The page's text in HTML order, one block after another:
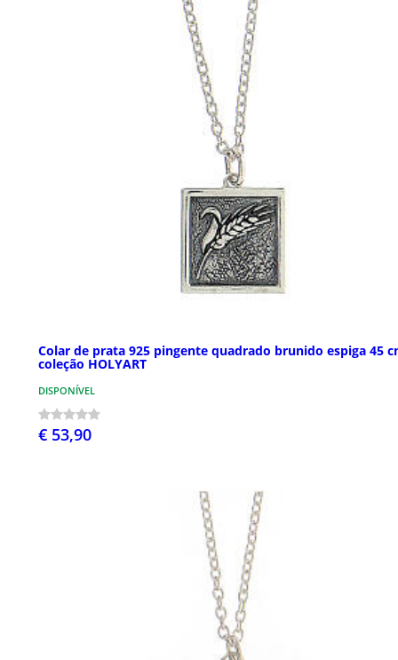
Colar de prata 925 pingente quadrado brunido espiga 45
coleção HOLYART
DISPONÍVEL
€ 53,90